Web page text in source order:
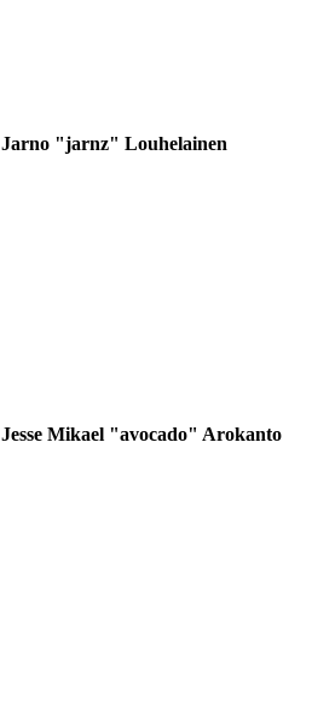
Jarno "jarnz" Louhelainen
Jesse Mikael "avocado" Arokanto